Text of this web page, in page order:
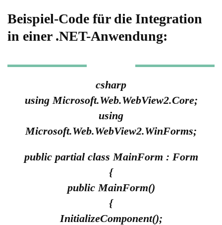
Beispiel-Code für die Integration
in einer .NET-Anwendung:
csharp
using Microsoft.Web.WebView2.Core;
using
Microsoft.Web.WebView2.WinForms;
public partial class MainForm : Form
{
public MainForm()
{
InitializeComponent();